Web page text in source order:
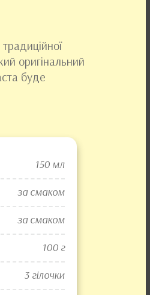
оригінальний
буде
150 мл
за смаком
за смаком
100 г
3 гілочки